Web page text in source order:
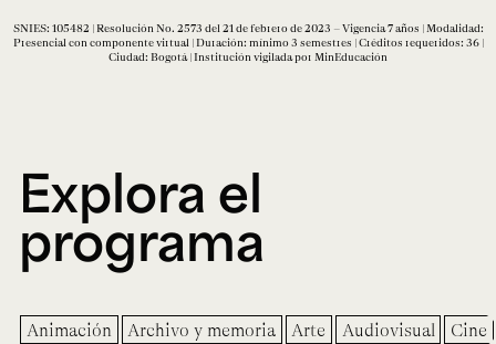
SNIES: 105482 | Resolución No. 2573 del 21 de febrero de 2023 – Vigencia 7 años | Modalidad:
Presencial con componente virtual | Duración: mínimo 3 semestres | Créditos requeridos: 36 |
Ciudad: Bogotá | Institución vigilada por MinEducación
Explora el
programa
Animación Archivo y memoria Arte Audiovisual Cine